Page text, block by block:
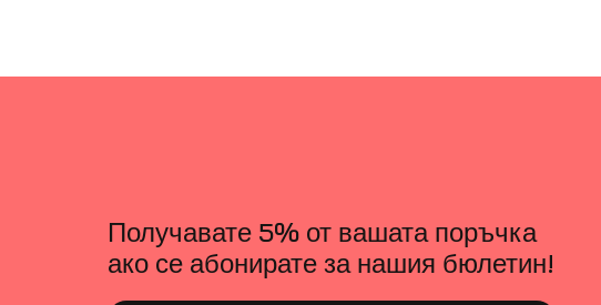
Получавате 5% от вашата поръчка
ако се абонирате за нашия бюлетин!